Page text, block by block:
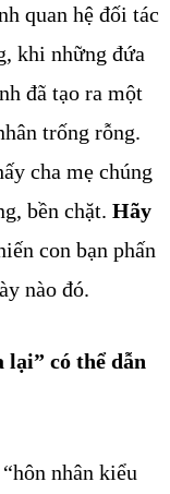
quan hệ đối tác
khi những đứa
đã tạo ra một
trống rỗng.
cha mẹ chúng
bền chặt. Hãy
con bạn phấn
nào đó.
lại” có thể dẫn
nhân kiểu